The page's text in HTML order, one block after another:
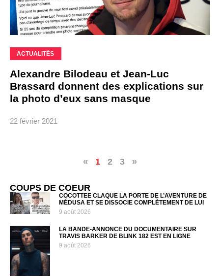
ACTUALITÉS
Alexandre Bilodeau et Jean-Luc
Brassard donnent des explications sur
la photo d’eux sans masque
22 février 2021
« 1 2 3 »
COUPS DE COEUR
COCOTTEE CLAQUE LA PORTE DE L’AVENTURE DE
MÉDUSA ET SE DISSOCIE COMPLÈTEMENT DE LUI
9 août 2026
LA BANDE-ANNONCE DU DOCUMENTAIRE SUR
TRAVIS BARKER DE BLINK 182 EST EN LIGNE
9 août 2026